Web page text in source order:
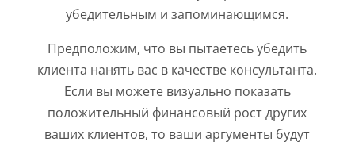
убедительным и запоминающимся.
Предположим, что вы пытаетесь убедить
клиента нанять вас в качестве консультанта.
Если вы можете визуально показать
положительный финансовый рост других
ваших клиентов, то ваши аргументы будут